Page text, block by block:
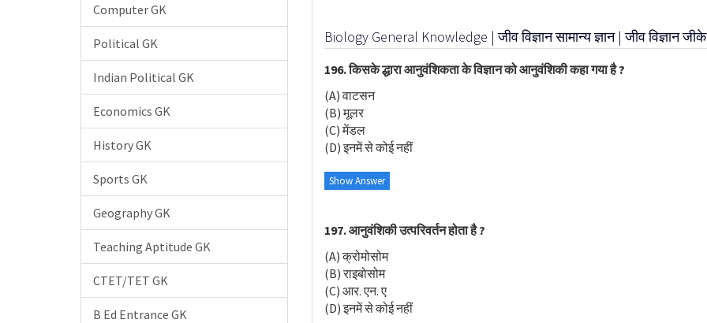
Biology General Knowledge | जीव विज्ञान सामान्य ज्ञान | जीव विज्ञान जीके
196. किसके द्धारा आनुवंशिकता के विज्ञान को आनुवंशिकी कहा गया है ?
(A) वाटसन
(B) मूलर
(C) मेंडल
(D) इनमें से कोई नहीं
Show Answer
197. आनुवंशिकी उत्परिवर्तन होता है ?
(A) क्रोमोसोम
(B) राइबोसोम
(C) आर. एन. ए
(D) इनमें से कोई नहीं
Computer GK
Political GK
Indian Political GK
Economics GK
History GK
Sports GK
Geography GK
Teaching Aptitude GK
CTET/TET GK
B Ed Entrance GK